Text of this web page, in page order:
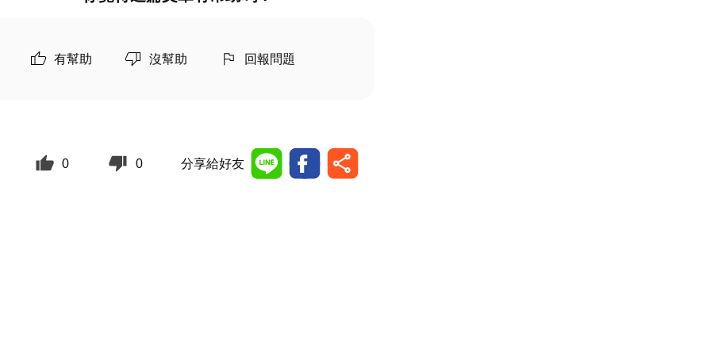
有幫助 沒幫助 回報問題
0 0 分享給好友